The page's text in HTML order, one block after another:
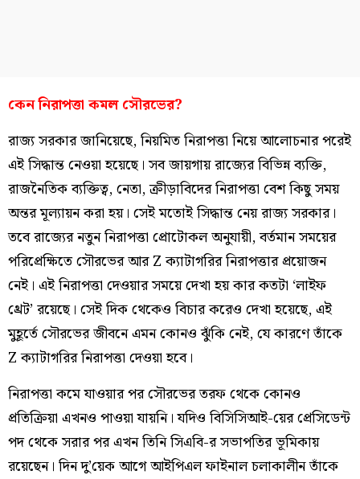
কেন নিরাপত্তা কমল সৌরভের?
রাজ্য সরকার জানিয়েছে, নিয়মিত নিরাপত্তা নিয়ে আলোচনার পরেই
এই সিদ্ধান্ত নেওয়া হয়েছে। সব জায়গায় রাজ্যের বিভিন্ন ব্যক্তি,
রাজনৈতিক ব্যক্তিত্ব, নেতা, ক্রীড়াবিদের নিরাপত্তা বেশ কিছু সময়
অন্তর মূল্যায়ন করা হয়। সেই মতোই সিদ্ধান্ত নেয় রাজ্য সরকার।
তবে রাজ্যের নতুন নিরাপত্তা প্রোটোকল অনুযায়ী, বর্তমান সময়ের
পরিপ্রেক্ষিতে সৌরভের আর Z ক্যাটাগরির নিরাপত্তার প্রয়োজন
নেই। এই নিরাপত্তা দেওয়ার সময়ে দেখা হয় কার কতটা ‘লাইফ
থ্রেট’ রয়েছে। সেই দিক থেকেও বিচার করেও দেখা হয়েছে, এই
মুহূর্তে সৌরভের জীবনে এমন কোনও ঝুঁকি নেই, যে কারণে তাঁকে
Z ক্যাটাগরির নিরাপত্তা দেওয়া হবে।
নিরাপত্তা কমে যাওয়ার পর সৌরভের তরফ থেকে কোনও
প্রতিক্রিয়া এখনও পাওয়া যায়নি। যদিও বিসিসিআই-য়ের প্রেসিডেন্ট
পদ থেকে সরার পর এখন তিনি সিএবি-র সভাপতির ভূমিকায়
রয়েছেন। দিন দু’য়েক আগে আইপিএল ফাইনাল চলাকালীন তাঁকে